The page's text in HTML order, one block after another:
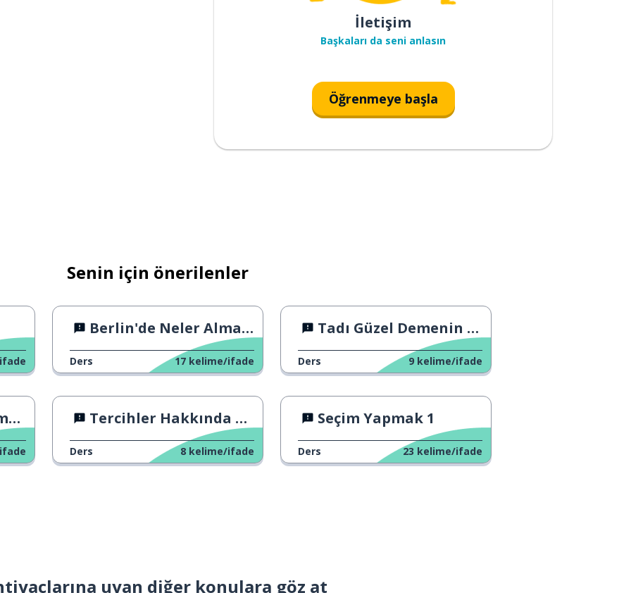
İletişim
Başkaları da seni anlasın
Öğrenmeye başla
Senin için önerilenler
Berlin'de Neler Almandır?
Ders 17 kelime/ifade
Tadı Güzel Demenin Yolları
Ders 9 kelime/ifade
Tercihler Hakkında Soru Sorma
Ders 8 kelime/ifade
Seçim Yapmak 1
Ders 23 kelime/ifade
uyan diğer konulara göz at